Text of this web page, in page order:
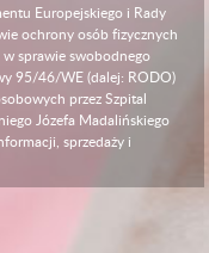
Europejskiego i Rady
ochrony osób fizycznych
sprawie swobodnego
95/46/WE (dalej: RODO)
przez Szpital
Józefa Madalińskiego
sprzedaży i